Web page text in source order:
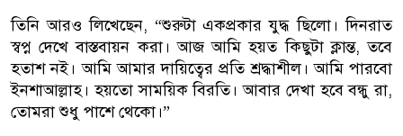
তিনি আরও লিখেছেন, “শুরুটা একপ্রকার যুদ্ধ ছিলো। দিনরাত
স্বপ্ন দেখে বাস্তবায়ন করা। আজ আমি হয়ত কিছুটা ক্লান্ত, তবে
হতাশ নই। আমি আমার দায়িত্বের প্রতি শ্রদ্ধাশীল। আমি পারবো
ইনশাআল্লাহ। হয়তো সাময়িক বিরতি। আবার দেখা হবে বন্ধু রা,
তোমরা শুধু পাশে থেকো।”